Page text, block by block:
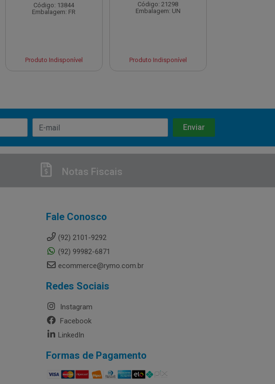
Código: 13844
Embalagem: FR
Produto Indisponível
Código: 21298
Embalagem: UN
Produto Indisponível
Notas Fiscais
Fale Conosco
(92) 2101-9292
(92) 99982-6871
ecommerce@rymo.com.br
Redes Sociais
Instagram
Facebook
LinkedIn
Formas de Pagamento